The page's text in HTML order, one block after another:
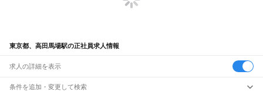
東京都、高田馬場駅の正社員求人情報
求人の詳細を表示
条件を追加・変更して検索